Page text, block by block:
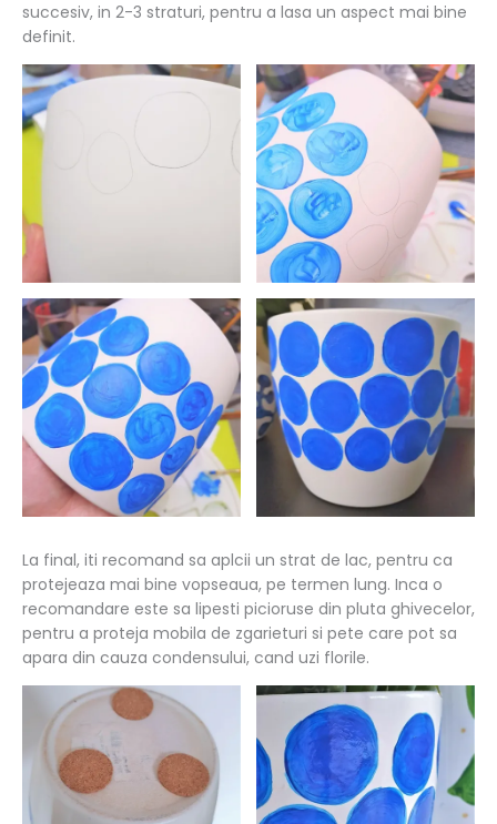
succesiv, in 2-3 straturi, pentru a lasa un aspect mai bine
definit.
La final, iti recomand sa aplcii un strat de lac, pentru ca
protejeaza mai bine vopseaua, pe termen lung. Inca o
recomandare este sa lipesti picioruse din pluta ghivecelor,
pentru a proteja mobila de zgarieturi si pete care pot sa
apara din cauza condensului, cand uzi florile.